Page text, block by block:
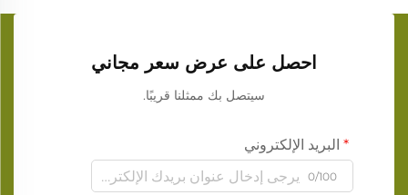
احصل على عرض سعر مجاني
سيتصل بك ممثلنا قريبًا.
البريد الإلكتروني
0/100